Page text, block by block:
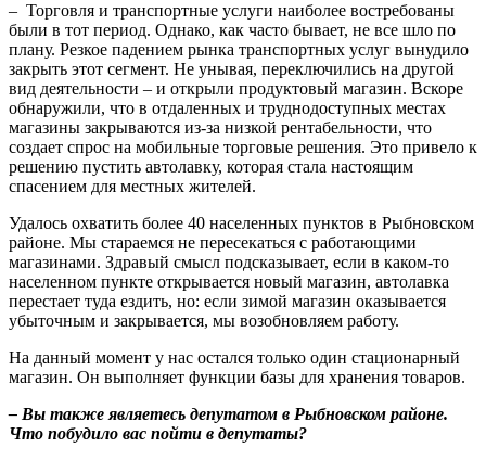
– Торговля и транспортные услуги наиболее востребованы
были в тот период. Однако, как часто бывает, не все шло по
плану. Резкое падением рынка транспортных услуг вынудило
закрыть этот сегмент. Не унывая, переключились на другой
вид деятельности – и открыли продуктовый магазин. Вскоре
обнаружили, что в отдаленных и труднодоступных местах
магазины закрываются из-за низкой рентабельности, что
создает спрос на мобильные торговые решения. Это привело к
решению пустить автолавку, которая стала настоящим
спасением для местных жителей.
Удалось охватить более 40 населенных пунктов в Рыбновском
районе. Мы стараемся не пересекаться с работающими
магазинами. Здравый смысл подсказывает, если в каком-то
населенном пункте открывается новый магазин, автолавка
перестает туда ездить, но: если зимой магазин оказывается
убыточным и закрывается, мы возобновляем работу.
На данный момент у нас остался только один стационарный
магазин. Он выполняет функции базы для хранения товаров.
– Вы также являетесь депутатом в Рыбновском районе.
Что побудило вас пойти в депутаты?